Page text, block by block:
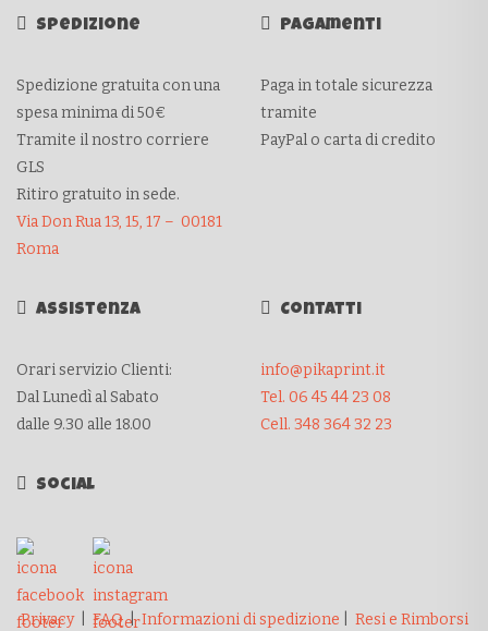
Spedizione
Spedizione gratuita con una
spesa minima di 50€
Tramite il nostro corriere
GLS
Ritiro gratuito in sede.
Via Don Rua 13, 15, 17 – 00181
Roma
Pagamenti
Paga in totale sicurezza
tramite
PayPal o carta di credito
Assistenza
Orari servizio Clienti:
Dal Lunedì al Sabato
dalle 9.30 alle 18.00
Contatti
info@pikaprint.it
Tel. 06 45 44 23 08
Cell. 348 364 32 23
Social
Privacy| FAQ|Informazioni di spedizione Resi e Rimborsi